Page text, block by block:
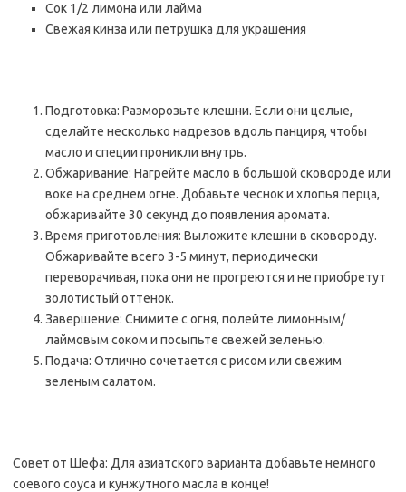
Сок 1/2 лимона или лайма
Свежая кинза или петрушка для украшения
Подготовка: Разморозьте клешни. Если они целые,
сделайте несколько надрезов вдоль панциря, чтобы
масло и специи проникли внутрь.
Обжаривание: Нагрейте масло в большой сковороде или
воке на среднем огне. Добавьте чеснок и хлопья перца,
обжаривайте 30 секунд до появления аромата.
Время приготовления: Выложите клешни в сковороду.
Обжаривайте всего 3-5 минут, периодически
переворачивая, пока они не прогреются и не приобретут
золотистый оттенок.
Завершение: Снимите с огня, полейте лимонным/
лаймовым соком и посыпьте свежей зеленью.
Подача: Отлично сочетается с рисом или свежим
зеленым салатом.
Совет от Шефа: Для азиатского варианта добавьте немного
соевого соуса и кунжутного масла в конце!